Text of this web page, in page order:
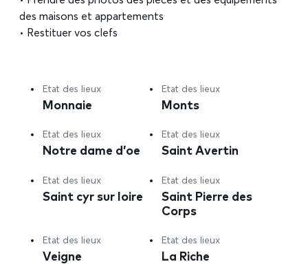
des maisons et appartements
• Restituer vos clefs
Etat des lieux
Monnaie
Etat des lieux
Monts
Etat des lieux
Notre dame d’oe
Etat des lieux
Saint Avertin
Etat des lieux
Saint cyr sur loire
Etat des lieux
Saint Pierre des
Corps
Etat des lieux
Veigne
Etat des lieux
La Riche